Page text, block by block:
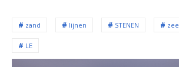
zand lijnen STENEN zee
LE